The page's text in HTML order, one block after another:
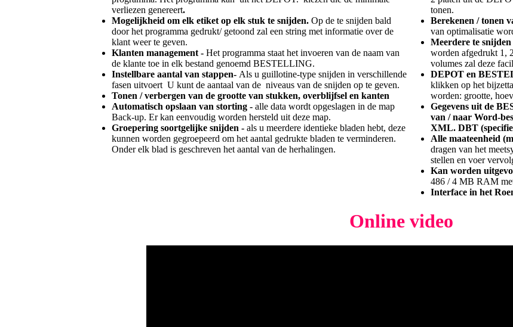
verliezen genereert.
Mogelijkheid om elk etiket op elk stuk te snijden. Op de te snijden bald
door het programma gedrukt/ getoond zal een string met informatie over de
klant weer te geven.
Klanten management - Het programma staat het invoeren van de naam van
de klante toe in elk bestand genoemd BESTELLING.
Instellbare aantal van stappen- Als u guillotine-type snijden in verschillende
fasen uitvoert U kunt de aantaal van de niveaus van de snijden op te geven.
Tonen / verbergen van de grootte van stukken, overblijfsel en kanten
Automatisch opslaan van storting - alle data wordt opgeslagen in de map
Back-up. Er kan eenvoudig worden hersteld uit deze map.
Groepering soortgelijke snijden - als u meerdere identieke bladen hebt, deze
kunnen worden gegroepeerd om het aantal gedrukte bladen te verminderen.
Onder elk blad is geschreven het aantal van de herhalingen.
tonen.
Berekenen / tonen
van optimalisatie
Meerdere te
worden afgedrukt 1,
volumes zal deze
DEPOT en
klikken op het
worden: grootte,
Gegevens uit de
van / naar Word-
XML. DBT
Alle maateenheid
dragen van het
stellen en voer
Kan worden
486 / 4 MB RAM
Interface in het
Online video